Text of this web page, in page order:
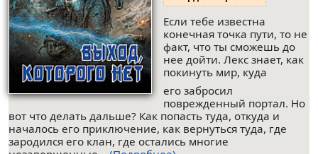
Если тебе известна
конечная точка пути, то не
факт, что ты сможешь до
нее дойти. Лекс знает, как
покинуть мир, куда
его забросил
поврежденный портал. Но
вот что делать дальше? Как попасть туда, откуда и
началось его приключение, как вернуться туда, где
зародился его клан, где остались многие